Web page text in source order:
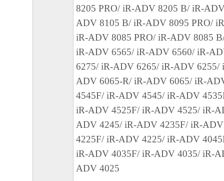
8205 PRO/ iR-ADV 8205 B/ iR-
ADV 8105 B/ iR-ADV 8095 PRO/
iR-ADV 8085 PRO/ iR-ADV 8085
iR-ADV 6565/ iR-ADV 6560/ iR-
6275/ iR-ADV 6265/ iR-ADV 6255/
ADV 6065-R/ iR-ADV 6065/ iR-
4545F/ iR-ADV 4545/ iR-ADV
iR-ADV 4525F/ iR-ADV 4525/ iR-
ADV 4245/ iR-ADV 4235F/ iR-
4225F/ iR-ADV 4225/ iR-ADV
iR-ADV 4035F/ iR-ADV 4035/ iR-
ADV 4025